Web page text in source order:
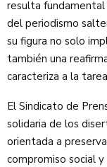
resulta
del periodismo
su figura no solo
también una
caracteriza a la
El Sindicato de
solidaria de los
orientada a
compromiso social